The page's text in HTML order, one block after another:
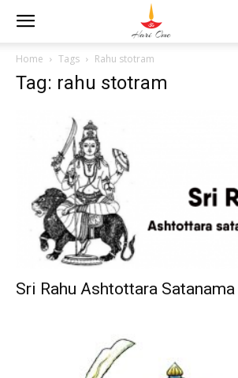
Home Tags Rahu stotram
Tag: rahu stotram
Sri Rahu Ashtottara